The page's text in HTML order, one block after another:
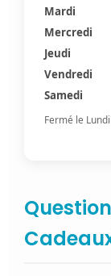
Mardi
Mercredi
Jeudi
Vendredi
Samedi
Fermé le